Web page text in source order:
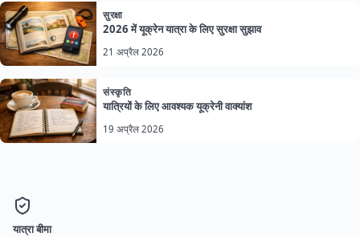
सुरक्षा
2026 में यूक्रेन यात्रा के लिए सुरक्षा सुझाव
21 अप्रैल 2026
संस्कृति
यात्रियों के लिए आवश्यक यूक्रेनी वाक्यांश
19 अप्रैल 2026
यात्रा बीमा